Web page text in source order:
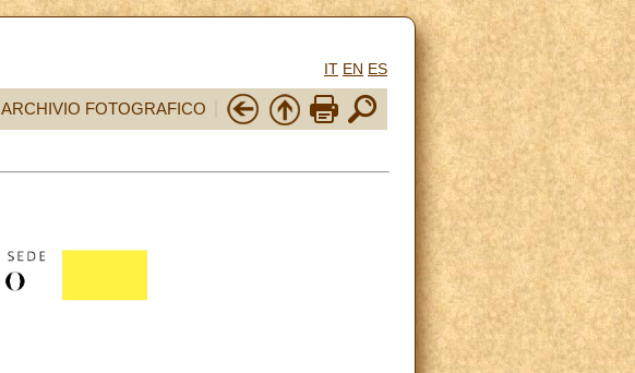
IT EN ES
ARCHIVIO FOTOGRAFICO